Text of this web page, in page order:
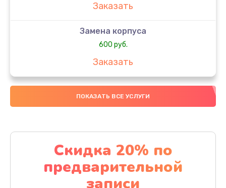
Заказать
Замена корпуса
600 руб.
Заказать
Замена датчиков
500 руб.
Замена конденсатора
500 руб.
Заказать
ПОКАЗАТЬ ВСЕ УСЛУГИ
Скидка 20% по
предварительной
записи